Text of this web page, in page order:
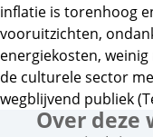
inflatie is torenhoog
vooruitzichten,
energiekosten,
de culturele sector
wegblijvend publiek
Over deze